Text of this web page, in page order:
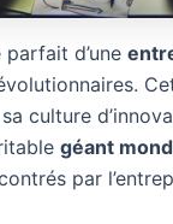
parfait d’une
culture
géant
par